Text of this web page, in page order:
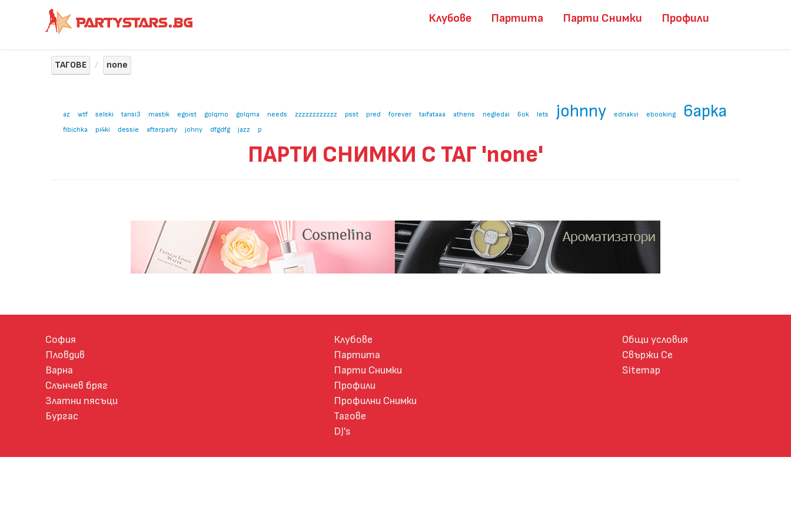
Клубове Партита Парти Снимки Профили
ТАГОВЕ none
az wtf selski tansi3 mastik egoist golqmo golqma needs zzzzzzzzzzzz psst pred forever taifataaa athens negledai 6ok lets johnny ednakvi ebooking 6apka
fibichka pi4ki dessie afterparty johny dfgdfg jazz p
ПАРТИ СНИМКИ С ТАГ 'none'
София
Пловдив
Варна
Слънчев бряг
Златни пясъци
Бургас
Клубове
Партита
Парти Снимки
Профили
Профилни Снимки
Тагове
DJ's
Общи условия
Свържи Се
Sitemap